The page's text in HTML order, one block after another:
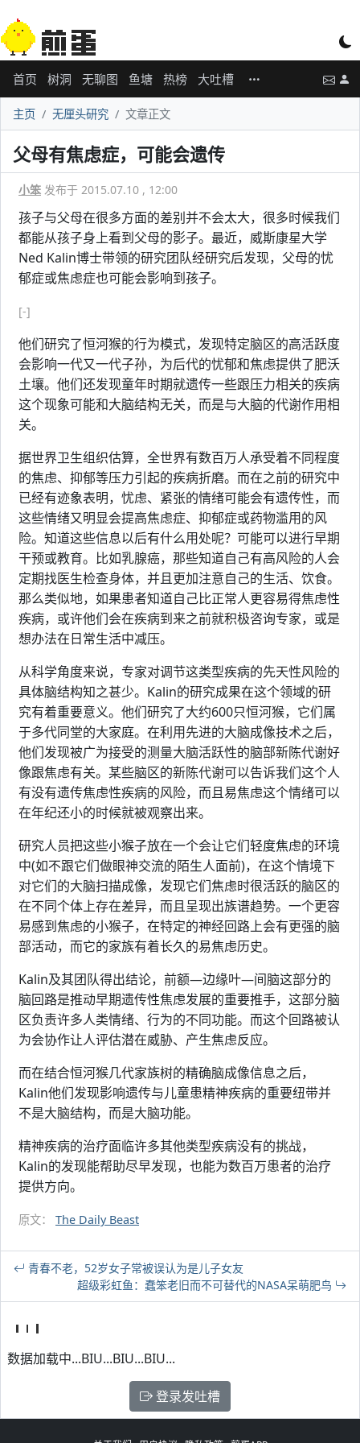
首页 树洞 无聊图 鱼塘 热榜 大吐槽
主页 无厘头研究 文章正文
父母有焦虑症，可能会遗传
小笨 发布于 2015.07.10 , 12:00
孩子与父母在很多方面的差别并不会太大，很多时候我们
都能从孩子身上看到父母的影子。最近，威斯康星大学
Ned Kalin博士带领的研究团队经研究后发现，父母的忧
郁症或焦虑症也可能会影响到孩子。
[-]
他们研究了恒河猴的行为模式，发现特定脑区的高活跃度
会影响一代又一代子孙，为后代的忧郁和焦虑提供了肥沃
土壤。他们还发现童年时期就遗传一些跟压力相关的疾病
这个现象可能和大脑结构无关，而是与大脑的代谢作用相
关。
据世界卫生组织估算，全世界有数百万人承受着不同程度
的焦虑、抑郁等压力引起的疾病折磨。而在之前的研究中
已经有迹象表明，忧虑、紧张的情绪可能会有遗传性，而
这些情绪又明显会提高焦虑症、抑郁症或药物滥用的风
险。知道这些信息以后有什么用处呢？可能可以进行早期
干预或教育。比如乳腺癌，那些知道自己有高风险的人会
定期找医生检查身体，并且更加注意自己的生活、饮食。
那么类似地，如果患者知道自己比正常人更容易得焦虑性
疾病，或许他们会在疾病到来之前就积极咨询专家，或是
想办法在日常生活中减压。
从科学角度来说，专家对调节这类型疾病的先天性风险的
具体脑结构知之甚少。Kalin的研究成果在这个领域的研
究有着重要意义。他们研究了大约600只恒河猴，它们属
于多代同堂的大家庭。在利用先进的大脑成像技术之后，
他们发现被广为接受的测量大脑活跃性的脑部新陈代谢好
像跟焦虑有关。某些脑区的新陈代谢可以告诉我们这个人
有没有遗传焦虑性疾病的风险，而且易焦虑这个情绪可以
在年纪还小的时候就被观察出来。
研究人员把这些小猴子放在一个会让它们轻度焦虑的环境
中(如不跟它们做眼神交流的陌生人面前)，在这个情境下
对它们的大脑扫描成像，发现它们焦虑时很活跃的脑区的
在不同个体上存在差异，而且呈现出族谱趋势。一个更容
易感到焦虑的小猴子，在特定的神经回路上会有更强的脑
部活动，而它的家族有着长久的易焦虑历史。
Kalin及其团队得出结论，前额—边缘叶—间脑这部分的
脑回路是推动早期遗传性焦虑发展的重要推手，这部分脑
区负责许多人类情绪、行为的不同功能。而这个回路被认
为会协作让人评估潜在威胁、产生焦虑反应。
而在结合恒河猴几代家族树的精确脑成像信息之后，
Kalin他们发现影响遗传与儿童患精神疾病的重要纽带并
不是大脑结构，而是大脑功能。
精神疾病的治疗面临许多其他类型疾病没有的挑战，
Kalin的发现能帮助尽早发现，也能为数百万患者的治疗
提供方向。
原文： The Daily Beast
青春不老，52岁女子常被误认为是儿子女友
超级彩虹鱼：蠢笨老旧而不可替代的NASA呆萌肥鸟
数据加载中...BIU...BIU...BIU...
登录发吐槽